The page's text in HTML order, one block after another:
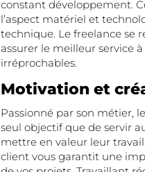
constant développement.
l’aspect matériel et
technique. Le freelance se
assurer le meilleur service
irréprochables.
Motivation et
Passionné par son métier,
seul objectif que de servir
mettre en valeur leur
client vous garantit une